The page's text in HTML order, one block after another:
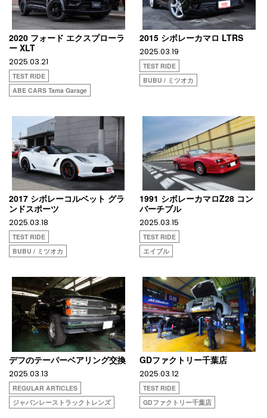
2020 フォード エクスプローラ
ー XLT
2025.03.21
TEST RIDE
ABE CARS Tama Garage
2015 シボレーカマロ LTRS
2025.03.19
TEST RIDE
BUBU / ミツオカ
2017 シボレーコルベット グラ
ンドスポーツ
2025.03.18
TEST RIDE
BUBU / ミツオカ
1991 シボレーカマロZ28 コン
バーチブル
2025.03.15
TEST RIDE
エイブル
デフのテーパーベアリング交換
2025.03.13
REGULAR ARTICLES
ジャパンレーストラックトレンズ
GDファクトリー千葉店
2025.03.12
TEST RIDE
GDファクトリー千葉店